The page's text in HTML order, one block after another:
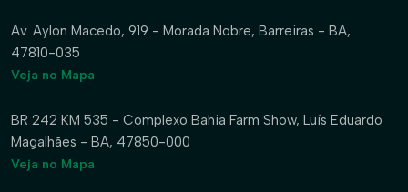
Av. Aylon Macedo, 919 - Morada Nobre, Barreiras - BA,
47810-035
Veja no Mapa
BR 242 KM 535 - Complexo Bahia Farm Show, Luís Eduardo
Magalhães - BA, 47850-000
Veja no Mapa